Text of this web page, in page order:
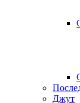
Джут